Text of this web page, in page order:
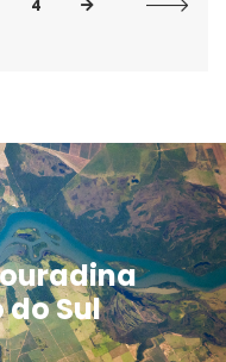
4
do Sul